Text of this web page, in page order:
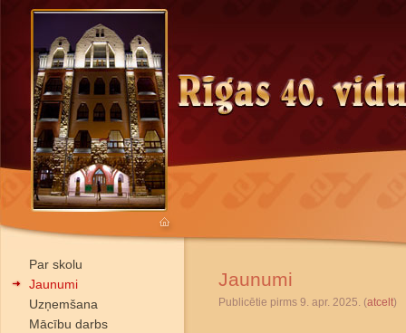
Par skolu
Jaunumi
Uzņemšana
Mācību darbs
Jaunumi
Publicētie pirms 9. apr. 2025. (atcelt)